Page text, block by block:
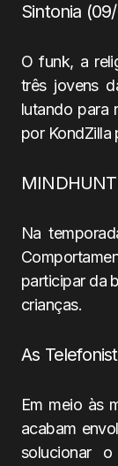
Sintonia
O funk, a
três jovens
lutando para
por KondZilla
Na
participar da
crianças.
As
Em meio às
acabam
solucionar